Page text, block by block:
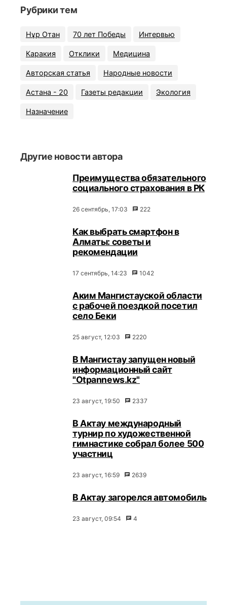
Рубрики тем
Нұр Отан 70 лет Победы Интервью
Каракия Отклики Медицина
Авторская статья Народные новости
Астана - 20 Газеты редакции Экология
Назначение
Другие новости автора
Преимущества обязательного
социального страхования в РК
26 сентябрь, 17:03 222
Как выбрать смартфон в
Алматы: советы и
рекомендации
17 сентябрь, 14:23 1042
Аким Мангистауской области
с рабочей поездкой посетил
село Беки
25 август, 12:03 2220
В Мангистау запущен новый
информационный сайт
"Otpannews.kz"
23 август, 19:50 2337
В Актау международный
турнир по художественной
гимнастике собрал более 500
участниц
23 август, 16:59 2639
В Актау загорелся автомобиль
23 август, 09:54 4